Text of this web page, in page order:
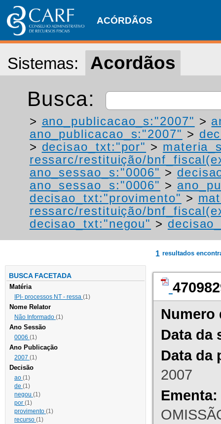
ACÓRDÃOS
Sistemas: Acordãos
Busca:
> ano_publicacao_s:"2007" >
ano_publicacao_s:"2007" >
> decisao_txt:"por" >
ressarc/restituição/
ano_sessao_s:"0006" >
ano_sessao_s:"0006" >
decisao_txt:"provimento" >
ressarc/restituição/
decisao_txt:"negou" >
BUSCA FACETADA
Matéria
IPI- processos NT - ressa (1)
Nome Relator
Não Informado (1)
Ano Sessão
0006 (1)
Ano Publicação
2007 (1)
Decisão
ao (1)
de (1)
negou (1)
por (1)
provimento (1)
recurso (1)
1 resultados
Numero
Data da
Data da
2007
Ementa: